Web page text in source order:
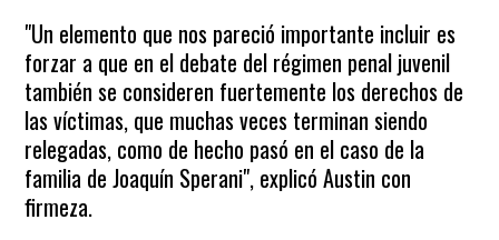
"Un elemento que nos pareció importante incluir es
forzar a que en el debate del régimen penal juvenil
también se consideren fuertemente los derechos de
las víctimas, que muchas veces terminan siendo
relegadas, como de hecho pasó en el caso de la
familia de Joaquín Sperani", explicó Austin con
firmeza.